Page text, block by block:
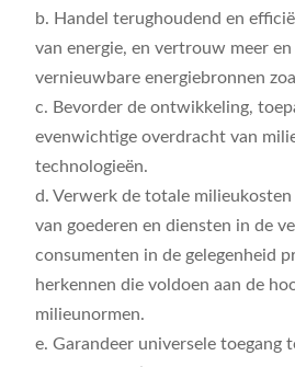
b. Handel terughoudend en
van energie, en vertrouw meer en
vernieuwbare energiebronnen
c. Bevorder de ontwikkeling,
evenwichtige overdracht van
technologieën.
d. Verwerk de totale milieukosten
van goederen en diensten in de
consumenten in de gelegenheid
herkennen die voldoen aan de
milieunormen.
e. Garandeer universele toegang